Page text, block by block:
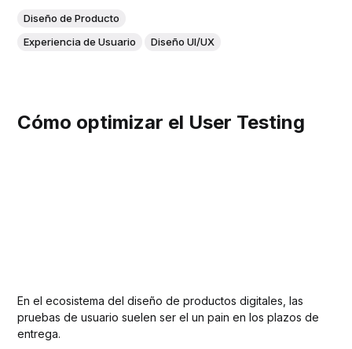
Diseño de Producto
Experiencia de Usuario
Diseño UI/UX
Cómo optimizar el User Testing
En el ecosistema del diseño de productos digitales, las
pruebas de usuario suelen ser el un pain en los plazos de
entrega.